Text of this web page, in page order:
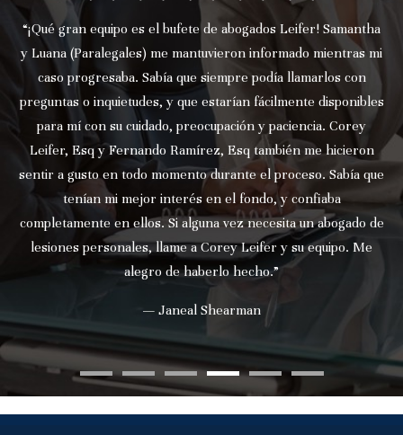
“¡Qué gran equipo es el bufete de abogados Leifer! Samantha
y Luana (Paralegales) me mantuvieron informado mientras mi
caso progresaba. Sabía que siempre podía llamarlos con
preguntas o inquietudes, y que estarían fácilmente disponibles
para mí con su cuidado, preocupación y paciencia. Corey
Leifer, Esq y Fernando Ramírez, Esq también me hicieron
sentir a gusto en todo momento durante el proceso. Sabía que
tenían mi mejor interés en el fondo, y confiaba
completamente en ellos. Si alguna vez necesita un abogado de
lesiones personales, llame a Corey Leifer y su equipo. Me
alegro de haberlo hecho.”
— Janeal Shearman